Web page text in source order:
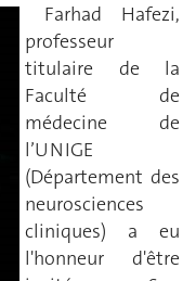
Farhad Hafezi,
professeur
titulaire de la
Faculté de
médecine de
l’UNIGE
(Département des
neurosciences
cliniques) a eu
l'honneur d'être